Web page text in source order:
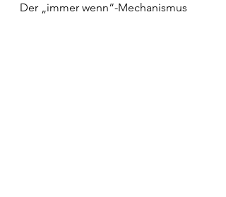
Der „immer wenn“-Mechanismus